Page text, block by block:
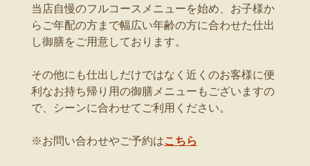
当店自慢のフルコースメニューを始め、お子様か
らご年配の方まで幅広い年齢の方に合わせた仕出
し御膳をご用意しております。
その他にも仕出しだけではなく近くのお客様に便
利なお持ち帰り用の御膳メニューもございますの
で、シーンに合わせてご利用ください。
※お問い合わせやご予約はこちら